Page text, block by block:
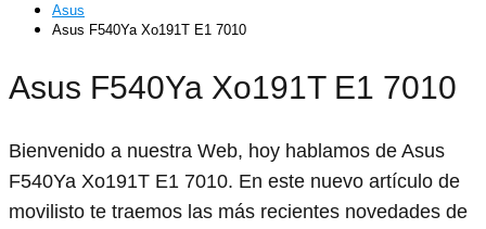
Asus
Asus F540Ya Xo191T E1 7010
Asus F540Ya Xo191T E1 7010
Bienvenido a nuestra Web, hoy hablamos de Asus
F540Ya Xo191T E1 7010. En este nuevo artículo de
movilisto te traemos las más recientes novedades de